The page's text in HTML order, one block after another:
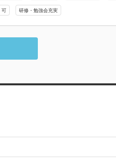
可 研修・勉強会充実